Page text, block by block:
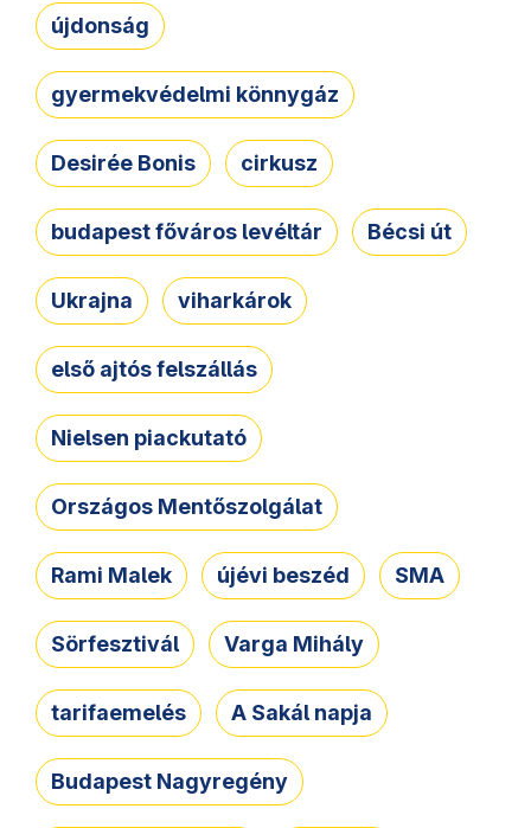
újdonság
gyermekvédelmi könnygáz
Desirée Bonis cirkusz
budapest főváros levéltár Bécsi út
Ukrajna viharkárok
első ajtós felszállás
Nielsen piackutató
Országos Mentőszolgálat
Rami Malek újévi beszéd SMA
Sörfesztivál Varga Mihály
tarifaemelés A Sakál napja
Budapest Nagyregény